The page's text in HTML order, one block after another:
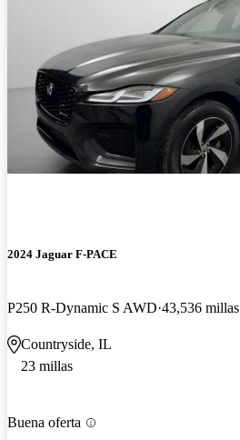
2024 Jaguar F-PACE
P250 R-Dynamic S AWD 43,536 millas
Countryside, IL
23 millas
Buena oferta